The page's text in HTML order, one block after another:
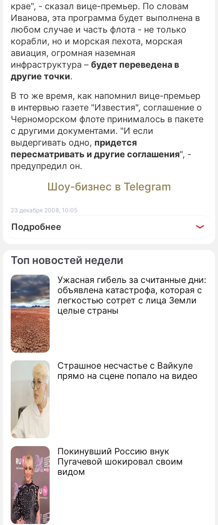
Топ новостей недели
Ужасная гибель за считанные дни:
объявлена катастрофа, которая с
легкостью сотрет с лица Земли
целые страны
Страшное несчастье с Вайкуле
прямо на сцене попало на видео
Покинувший Россию внук
Пугачевой шокировал своим
видом
крае", - сказал вице-премьер. По словам
Иванова, эта программа будет выполнена в
любом случае и часть флота - не только
корабли, но и морская пехота, морская
авиация, огромная наземная
инфраструктура – будет переведена в
другие точки.
В то же время, как напомнил вице-премьер
в интервью газете "Известия", соглашение о
Черноморском флоте принималось в пакете
с другими документами. "И если
выдергивать одно, придется
пересматривать и другие соглашения", -
предупредил он.
Шоу-бизнес в Telegram
23 декабря 2008, 10:05
Подробнее
По теме
Продолжение: Украинцы
поставили ультиматум
базу
Киев отказался дать России место для
флота
Россия нашла замену Севастополю
Сюжеты
Новости Украины